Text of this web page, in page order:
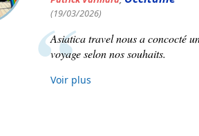
Île-de-France
Superbe voyage de 3 semaines au
Vietnam organisé de main de
recommanderai sans hésitation